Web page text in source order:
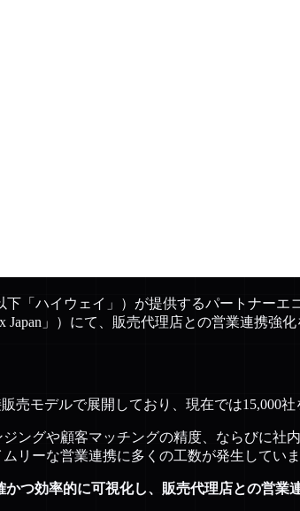
「ハイウェイ」）が提供するパートナー
」）にて、販売代理店との営業連携強
売モデルで展開しており、現在では15,000
ングや顧客マッチングの精度、ならびに社
リーな営業連携に多くの工数が発生していま
かつ効率的に可視化し、販売代理店との営業